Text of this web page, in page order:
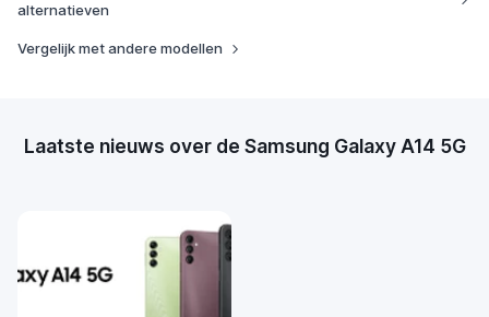
alternatieven
Vergelijk met andere modellen
Laatste nieuws over de Samsung Galaxy A14 5G